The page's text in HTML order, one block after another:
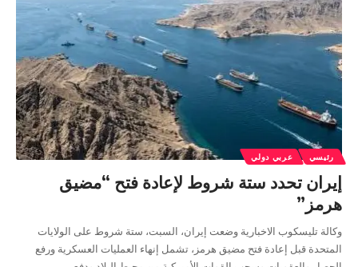
رئيسي عربي دولي
إيران تحدد ستة شروط لإعادة فتح “مضيق
هرمز”
وكالة تليسكوب الاخبارية وضعت إيران، السبت، ستة شروط على الولايات
المتحدة قبل إعادة فتح مضيق هرمز، تشمل إنهاء العمليات العسكرية ورفع